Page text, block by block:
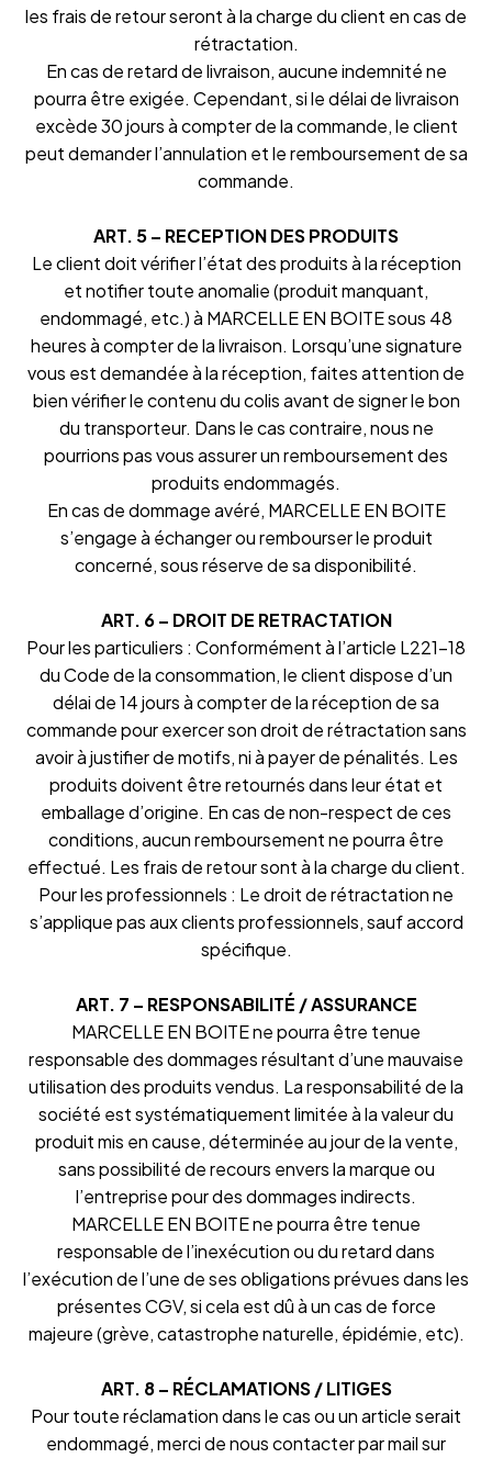
les frais de retour seront à la charge du client en cas de
rétractation.
En cas de retard de livraison, aucune indemnité ne
pourra être exigée. Cependant, si le délai de livraison
excède 30 jours à compter de la commande, le client
peut demander l’annulation et le remboursement de sa
commande.
ART. 5 – RECEPTION DES PRODUITS
Le client doit vérifier l’état des produits à la réception
et notifier toute anomalie (produit manquant,
endommagé, etc.) à MARCELLE EN BOITE sous 48
heures à compter de la livraison. Lorsqu’une signature
vous est demandée à la réception, faites attention de
bien vérifier le contenu du colis avant de signer le bon
du transporteur. Dans le cas contraire, nous ne
pourrions pas vous assurer un remboursement des
produits endommagés.
En cas de dommage avéré, MARCELLE EN BOITE
s’engage à échanger ou rembourser le produit
concerné, sous réserve de sa disponibilité.
ART. 6 – DROIT DE RETRACTATION
Pour les particuliers : Conformément à l’article L221-18
du Code de la consommation, le client dispose d’un
délai de 14 jours à compter de la réception de sa
commande pour exercer son droit de rétractation sans
avoir à justifier de motifs, ni à payer de pénalités. Les
produits doivent être retournés dans leur état et
emballage d’origine. En cas de non-respect de ces
conditions, aucun remboursement ne pourra être
effectué. Les frais de retour sont à la charge du client.
Pour les professionnels : Le droit de rétractation ne
s’applique pas aux clients professionnels, sauf accord
spécifique.
ART. 7 – RESPONSABILITÉ / ASSURANCE
MARCELLE EN BOITE ne pourra être tenue
responsable des dommages résultant d’une mauvaise
utilisation des produits vendus. La responsabilité de la
société est systématiquement limitée à la valeur du
produit mis en cause, déterminée au jour de la vente,
sans possibilité de recours envers la marque ou
l’entreprise pour des dommages indirects.
MARCELLE EN BOITE ne pourra être tenue
responsable de l’inexécution ou du retard dans
l’exécution de l’une de ses obligations prévues dans les
présentes CGV, si cela est dû à un cas de force
majeure (grève, catastrophe naturelle, épidémie, etc).
ART. 8 – RÉCLAMATIONS / LITIGES
Pour toute réclamation dans le cas ou un article serait
endommagé, merci de nous contacter par mail sur